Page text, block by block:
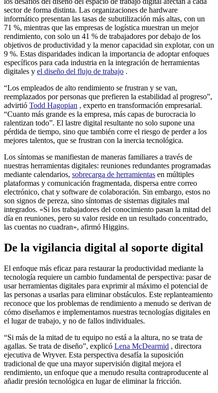
sector de forma distinta. Las organizaciones de hardware
informático presentan las tasas de subutilización más altas, con un
71 %, mientras que las empresas de logística muestran un mejor
rendimiento, con solo un 41 % de trabajadores por debajo de los
objetivos de productividad y la menor capacidad sin explotar, con un
9 %. Estas disparidades indican la importancia de adoptar enfoques
específicos para cada industria en la integración de herramientas
digitales y el diseño del flujo de trabajo .
“Los empleados de alto rendimiento se frustran y se van,
reemplazados por personas que prefieren la estabilidad al progreso”,
advirtió Todd Hagopian , experto en transformación empresarial.
“Cuanto más grande es la empresa, más capas de burocracia lo
ralentizan todo”. El lastre digital resultante no solo supone una
pérdida de tiempo, sino que también corre el riesgo de perder a los
mejores talentos, que se frustran con la inercia tecnológica.
Los síntomas se manifiestan de maneras familiares a través de
nuestras herramientas digitales: reuniones redundantes programadas
mediante calendarios, sobrecarga de herramientas en múltiples
plataformas y comunicación fragmentada, dispersa entre correo
electrónico, chat y software de colaboración. Sin embargo, estos no
son signos de pereza, sino síntomas de sistemas digitales mal
integrados. «Si los trabajadores del conocimiento pasan la mitad del
día en reuniones, pero su valor reside en un resultado concentrado,
las cuentas no cuadran», afirmó Higgins.
De la vigilancia digital al soporte digital
El enfoque más eficaz para restaurar la productividad mediante la
tecnología requiere un cambio fundamental de perspectiva: pasar de
usar herramientas digitales para exprimir al máximo el potencial de
las personas a usarlas para eliminar obstáculos. Este replanteamiento
reconoce que los problemas de rendimiento a menudo se derivan de
cómo diseñamos e implementamos nuestras tecnologías digitales en
el lugar de trabajo, y no de fallos individuales.
“Si más de la mitad de tu equipo no está a la altura, no se trata de
agallas. Se trata de diseño”, explicó Lena McDearmid , directora
ejecutiva de Wryver. Esta perspectiva desafía la suposición
tradicional de que una mayor supervisión digital mejora el
rendimiento, un enfoque que a menudo resulta contraproducente al
añadir presión tecnológica en lugar de eliminar la fricción.